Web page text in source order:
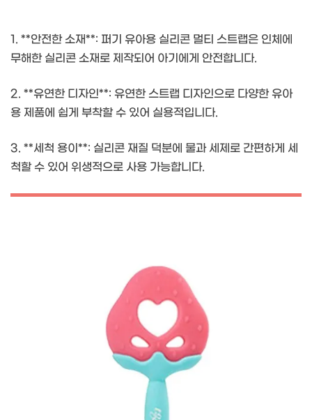
1. **안전한 소재**: 퍼기 유아용 실리콘 멀티 스트랩은 인체에
무해한 실리콘 소재로 제작되어 아기에게 안전합니다.
2. **유연한 디자인**: 유연한 스트랩 디자인으로 다양한 유아
용 제품에 쉽게 부착할 수 있어 실용적입니다.
3. **세척 용이**: 실리콘 재질 덕분에 물과 세제로 간편하게 세
척할 수 있어 위생적으로 사용 가능합니다.